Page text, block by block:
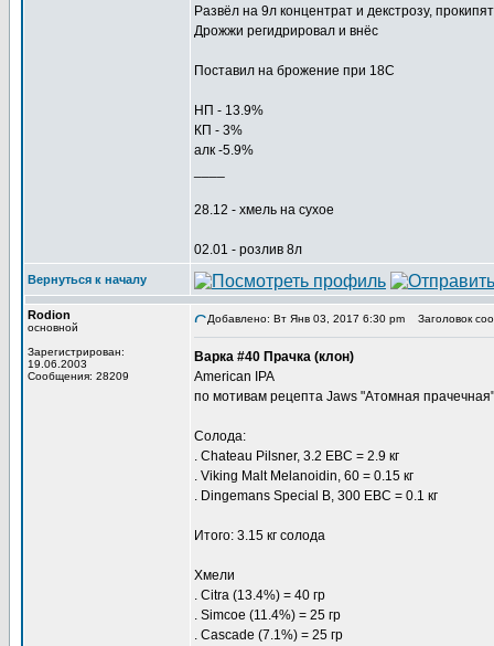
Развёл на 9л концентрат и декстрозу,
Дрожжи регидрировал и внёс
Поставил на брожение при 18C
НП - 13.9%
КП - 3%
алк -5.9%
28.12 - хмель на сухое
02.01 - розлив 8л
Вернуться к началу
Rodion
основной
Зарегистрирован:
19.06.2003
Сообщения: 28209
Добавлено: Вт Янв 03, 2017 6:30 pm Заголовок
Варка #40 Прачка (клон)
American IPA
по мотивам рецепта Jaws "Атомная прачечная"
Солода:
. Chateau Pilsner, 3.2 EBC = 2.9 кг
. Viking Malt Melanoidin, 60 = 0.15 кг
. Dingemans Special B, 300 EBC = 0.1 кг
Итого: 3.15 кг солода
Хмели
. Citra (13.4%) = 40 гр
. Simcoe (11.4%) = 25 гр
. Cascade (7.1%) = 25 гр